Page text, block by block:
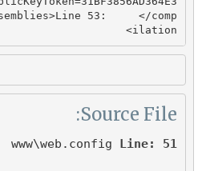
>Line 53 : </comp
ilation
>
Source File:
www\web.config Line: 51